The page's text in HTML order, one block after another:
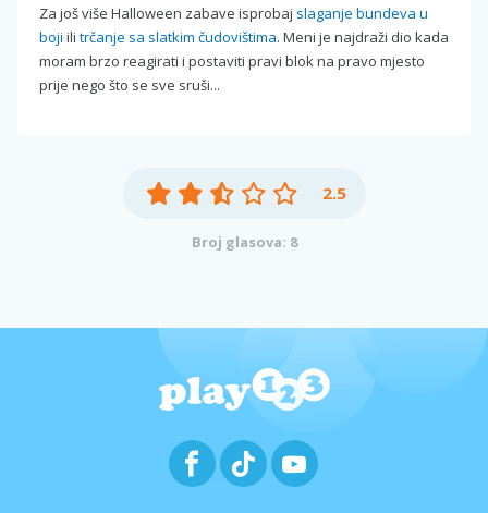
Za još više Halloween zabave isprobaj slaganje bundeva u
boji ili trčanje sa slatkim čudovištima. Meni je najdraži dio kada
moram brzo reagirati i postaviti pravi blok na pravo mjesto
prije nego što se sve sruši...
2.5
Broj glasova: 8